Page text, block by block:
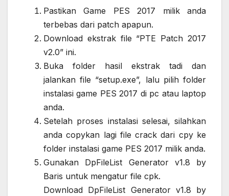
Pastikan Game PES 2017 milik anda
terbebas dari patch apapun.
Download ekstrak file “PTE Patch 2017
v2.0” ini.
Buka folder hasil ekstrak tadi dan
jalankan file “setup.exe”, lalu pilih folder
instalasi game PES 2017 di pc atau laptop
anda.
Setelah proses instalasi selesai, silahkan
anda copykan lagi file crack dari cpy ke
folder instalasi game PES 2017 milik anda.
Gunakan DpFileList Generator v1.8 by
Baris untuk mengatur file cpk.
Download DpFileList Generator v1.8 by